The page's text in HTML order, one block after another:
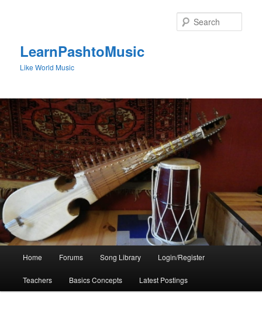
LearnPashtoMusic
Like World Music
Home Forums Song Library Login/Register
Teachers Basics Concepts Latest Postings